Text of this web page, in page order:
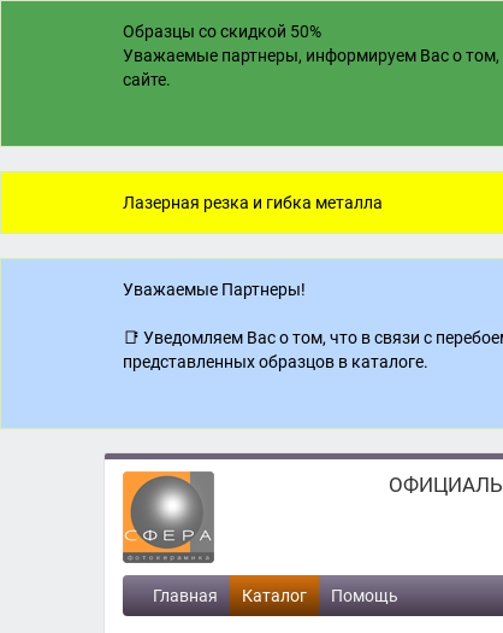
Образцы со скидкой 50%
Уважаемые партнеры, информируем Вас о том,
сайте.
Лазерная резка и гибка металла
Уважаемые Партнеры!
📑 Уведомляем Вас о том, что в связи с
представленных образцов в каталоге.
Главная Каталог Помощь